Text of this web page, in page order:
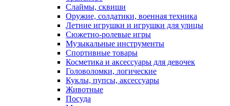
Слаймы, сквиши
Оружие, солдатики, военная техника
Летние игрушки и игрушки для улицы
Сюжетно-ролевые игры
Музыкальные инструменты
Спортивные товары
Косметика и аксессуары для девочек
Головоломки, логические
Куклы, пупсы, аксессуары
Животные
Посуда